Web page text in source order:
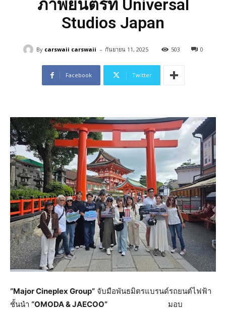
ภาพยนตร์ที่ Universal
Studios Japan
By carswaii carswaii - กันยายน 11, 2025 503 0
Facebook Twitter
“Major Cineplex Group” จับมือพันธมิตรแบรนด์รถยนต์ไฟฟ้า
ชั้นนำ “OMODA & JAECOO”
มอบ